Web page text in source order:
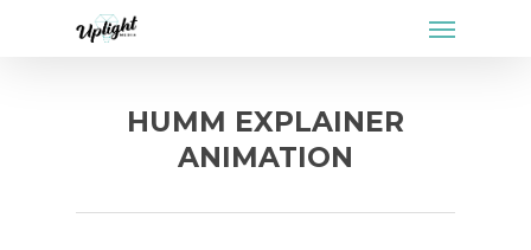
Menu
HUMM EXPLAINER
ANIMATION